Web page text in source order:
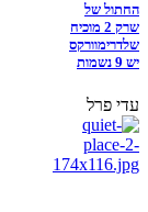
החתול של
שרק 2 מוכיח
שלדרימוורקס
יש 9 נשמות
עדי פרל